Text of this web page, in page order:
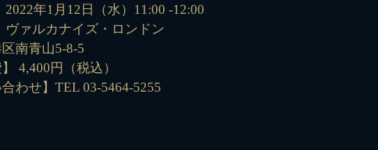
2022年1月12日（水）11:00 -12:00
ヴァルカナイズ・ロンドン
南青山5-8-5
】 4,400円（税込）
合わせ】TEL 03-5464-5255